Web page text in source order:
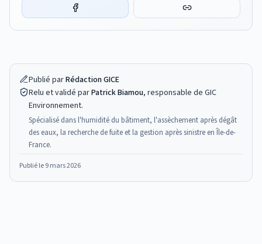
Publié parRédaction GICE
Relu et validé parPatrick Biamou, responsable de GIC
Environnement.
Spécialisé dans l'humidité du bâtiment, l'assèchement après dégât
des eaux, la recherche de fuite et la gestion après sinistre en Île-de-
France.
Publié le9 mars 2026